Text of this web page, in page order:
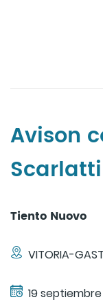
Avison
Scarlatti
Tiento Nuovo
VITORIA-
19